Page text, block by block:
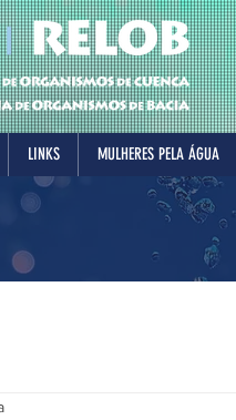
LINKS MULHERES PELA ÁGUA